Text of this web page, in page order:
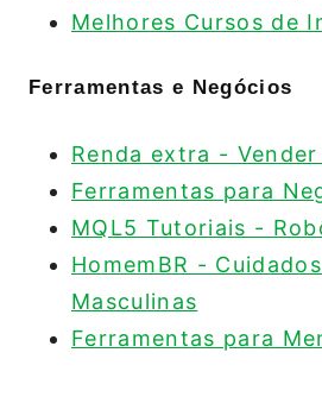
Melhores Cursos de
Ferramentas e Negócios
Renda extra - Vender
Ferramentas para
MQL5 Tutoriais -
HomemBR -
Masculinas
Ferramentas para